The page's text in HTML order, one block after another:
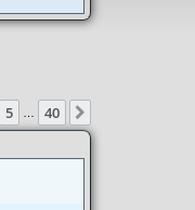
5 40